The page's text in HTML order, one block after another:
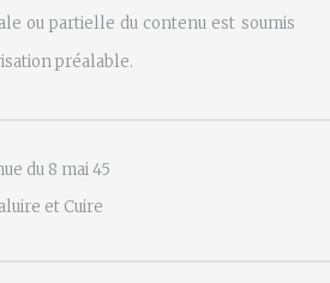
ou partielle du contenu est soumis
préalable.
du 8 mai 45
et Cuire